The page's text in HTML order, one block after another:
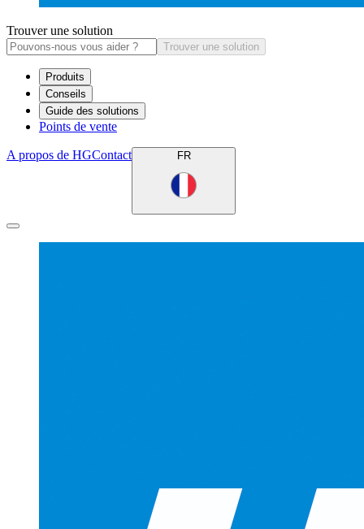
Trouver une solution
Trouver une solution
Produits
Conseils
Guide des solutions
Points de vente
A propos de HGContact FR